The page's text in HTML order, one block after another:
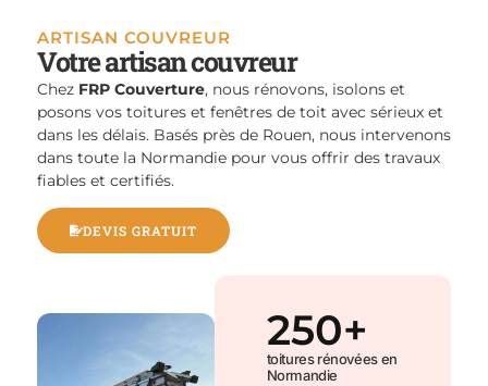
toitures rénovées en
Normandie
250+
ARTISAN COUVREUR
Votre artisan couvreur
Chez FRP Couverture, nous rénovons, isolons et
posons vos toitures et fenêtres de toit avec sérieux et
dans les délais. Basés près de Rouen, nous intervenons
dans toute la Normandie pour vous offrir des travaux
fiables et certifiés.
DEVIS GRATUIT